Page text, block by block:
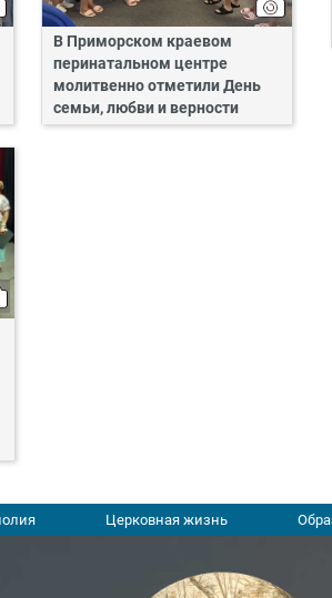
В Приморском краевом
перинатальном центре
молитвенно отметили День
семьи, любви и верности
Церковная жизнь